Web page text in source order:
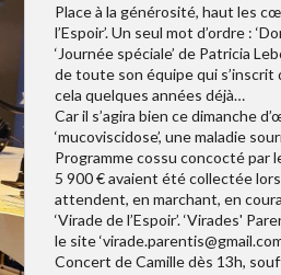
Place à la générosité, haut les
l’Espoir’. Un seul mot d’ordre :
‘Journée spéciale’ de Patricia
de toute son équipe qui s’inscrit
cela quelques années déjà…
Car il s’agira bien ce dimanche
‘mucoviscidose’, une maladie
Programme cossu concocté par
5 900 € avaient été collectée
attendent, en marchant, en
‘Virade de l’Espoir’. ‘Virades'
le site
Concert de Camille dès 13h,